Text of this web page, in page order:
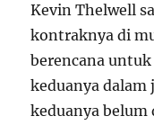
Kevin Thelwell
kontraknya di
berencana
keduanya dalam
keduanya